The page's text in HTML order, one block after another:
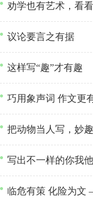
劝学也有艺术，看
议论要言之有据
这样写“趣”才有趣
巧用象声词 作文更
把动物当人写，妙
写出不一样的你我他
临危有策 化险为